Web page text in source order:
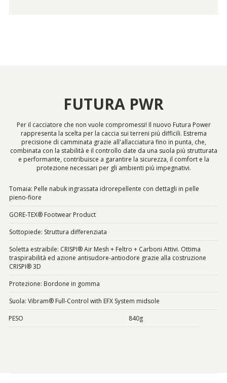
FUTURA PWR
Per il cacciatore che non vuole compromessi! Il nuovo Futura Power
rappresenta la scelta per la caccia sui terreni più difficili. Estrema
precisione di camminata grazie all'allacciatura fino in punta, che,
combinata con la stabilità e il controllo date da una suola più strutturata
e performante, contribuisce a garantire la sicurezza, il comfort e la
protezione necessari per gli ambienti più impegnativi.
Tomaia: Pelle nabuk ingrassata idrorepellente con dettagli in pelle
pieno-fiore
GORE-TEX® Footwear Product
Sottopiede: Struttura differenziata
Soletta estraibile: CRISPI® Air Mesh + Feltro + Carboni Attivi. Ottima
traspirabilità ed azione antisudore-antiodore grazie alla costruzione
CRISPI® 3D
Protezione: Bordone in gomma
Suola: Vibram® Full-Control with EFX System midsole
PESO
840g